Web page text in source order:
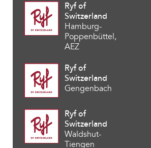
Ryf of
Switzerland
Hamburg-
Poppenbüttel,
AEZ
Ryf of
Switzerland
Gengenbach
Ryf of
Switzerland
Waldshut-
Tiengen